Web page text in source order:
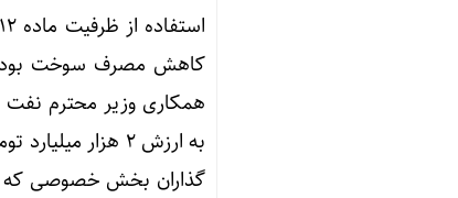
کاهش مصرف سوخت بود
همکاری وزیر محترم نفت
به ارزش ۲
گذاران بخش خصوصی که